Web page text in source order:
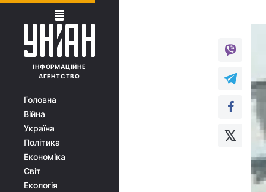
ІНФОРМАЦІЙНЕ
АГЕНТСТВО
Головна
Війна
Україна
Політика
Економіка
Світ
Екологія